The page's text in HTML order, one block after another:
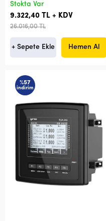
Stokta Var
9.322,40 TL + KDV
26.016,00 TL
+ Sepete Ekle Hemen Al
%57
indirim